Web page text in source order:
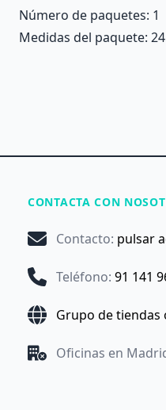
Número de paquetes: 1
Medidas del paquete:
CONTACTA CON
Contacto: pulsar
Teléfono: 91 141
Grupo de tiendas
Oficinas en